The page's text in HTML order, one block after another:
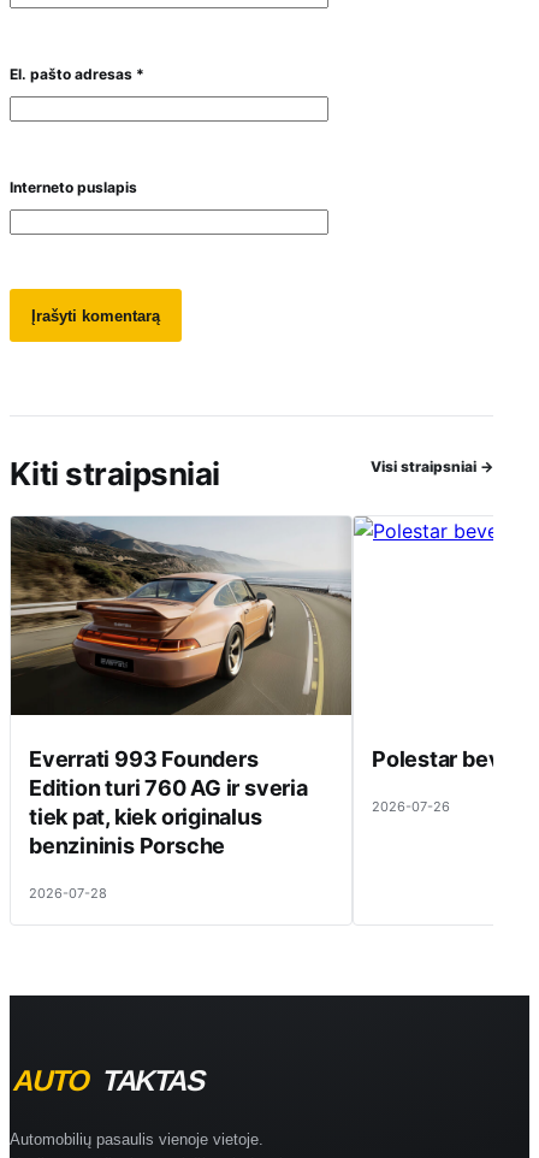
El. pašto adresas *
Interneto puslapis
Kiti straipsniai Visi straipsniai →
Everrati 993 Founders
Edition turi 760 AG ir sveria
tiek pat, kiek originalus
benzininis Porsche
2026-07-28
Polestar beveik
2026-07-26
Automobilių pasaulis vienoje vietoje.